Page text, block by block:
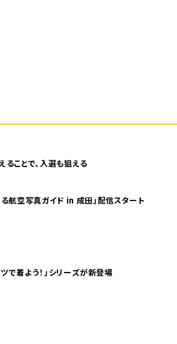
ことで、入選も狙える
航空写真ガイド in 成田」配信スタート
世界の空港をTシャツで着よう！」シリーズが新登場